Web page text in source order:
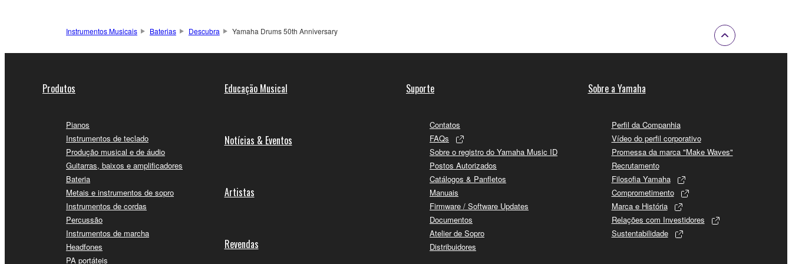
Instrumentos Musicais Baterias Descubra Yamaha Drums 50th Anniversary
Produtos
Pianos
Instrumentos de teclado
Produção musical e de áudio
Guitarras, baixos e amplificadores
Bateria
Metais e instrumentos de sopro
Instrumentos de cordas
Percussão
Instrumentos de marcha
Headfones
PA portáteis
Educação Musical
Notícias & Eventos
Artistas
Revendas
Suporte
Contatos
FAQs
Sobre o registro do Yamaha Music ID
Postos Autorizados
Catálogos & Panfletos
Manuais
Firmware / Software Updates
Documentos
Atelier de Sopro
Distribuidores
Sobre a Yamaha
Perfil da Companhia
Vídeo do perfil corporativo
Promessa da marca "Make Waves"
Recrutamento
Filosofia Yamaha
Comprometimento
Marca e História
Relações com Investidores
Sustentabilidade